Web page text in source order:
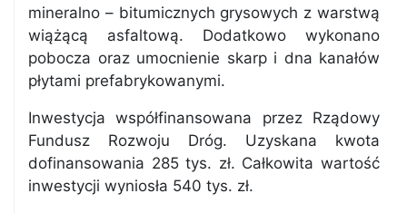
mineralno – bitumicznych grysowych z warstwą
wiążącą asfaltową. Dodatkowo wykonano
pobocza oraz umocnienie skarp i dna kanałów
płytami prefabrykowanymi.
Inwestycja współfinansowana przez Rządowy
Fundusz Rozwoju Dróg. Uzyskana kwota
dofinansowania 285 tys. zł. Całkowita wartość
inwestycji wyniosła 540 tys. zł.